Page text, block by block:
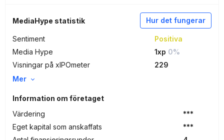
Hur det fungerar
MediaHype statistik
Sentiment
Positiva
Media Hype
1xp 0%
Visningar på xIPOmeter
229
Mer
Information om företaget
Värdering
***
Eget kapital som anskaffats
***